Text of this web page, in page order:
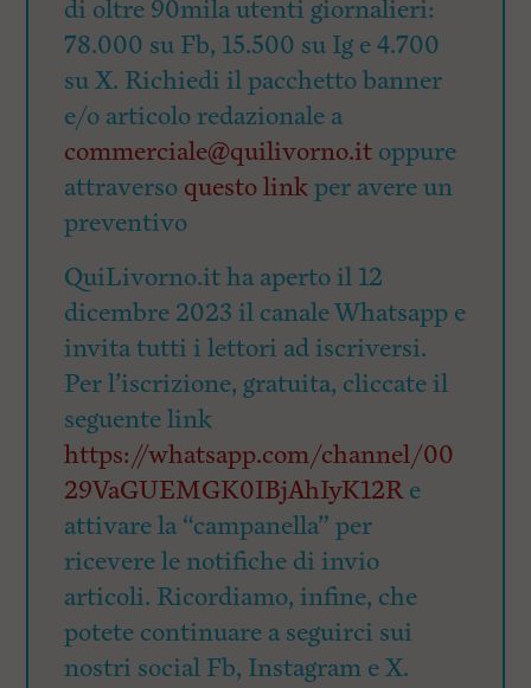
di oltre 90mila utenti giornalieri:
78.000 su Fb, 15.500 su Ig e 4.700
su X. Richiedi il pacchetto banner
e/o articolo redazionale a
commerciale@quilivorno.it oppure
attraverso questo linkper avere un
preventivo
QuiLivorno.it ha aperto il 12
dicembre 2023 il canale Whatsapp e
invita tutti i lettori ad iscriversi.
Per l’iscrizione, gratuita, cliccate il
seguente link
https://whatsapp.com/channel/00
29VaGUEMGK0IBjAhIyK12Re
attivare la “campanella” per
ricevere le notifiche di invio
articoli. Ricordiamo, infine, che
potete continuare a seguirci sui
nostri social Fb, Instagram e X.